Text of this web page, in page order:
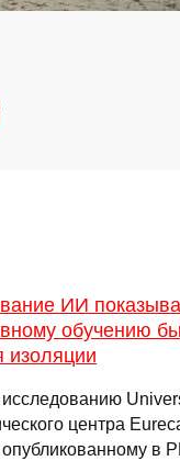
ИИ
обучению
изоляции
центра
в